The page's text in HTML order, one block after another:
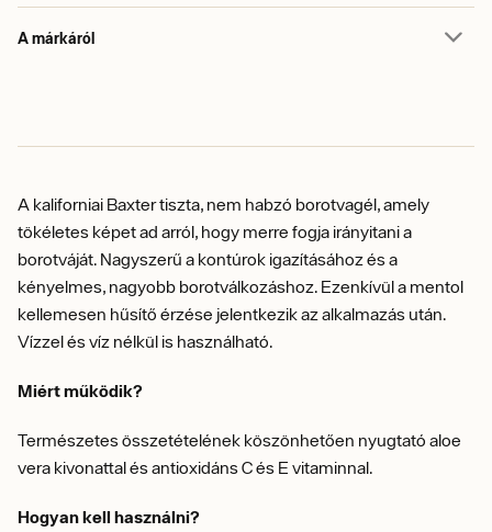
A márkáról
A kaliforniai Baxter tiszta, nem habzó borotvagél, amely
tökéletes képet ad arról, hogy merre fogja irányitani a
borotváját. Nagyszerű a kontúrok igazításához és a
kényelmes, nagyobb borotválkozáshoz. Ezenkívül a mentol
kellemesen hűsítő érzése jelentkezik az alkalmazás után.
Vízzel és víz nélkül is használható.
Miért működik?
Természetes összetételének köszönhetően nyugtató aloe
vera kivonattal és antioxidáns C és E vitaminnal.
Hogyan kell használni?